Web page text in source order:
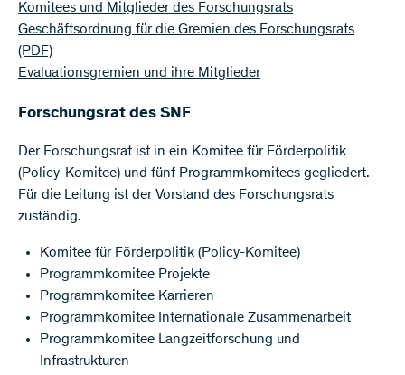
Komitees und Mitglieder des Forschungsrats
Geschäftsordnung für die Gremien des Forschungsrats
(PDF)
Evaluationsgremien und ihre Mitglieder
​​​Forschungsrat des SNF
Der Forschungsrat ist in ein Komitee für Förderpolitik
(Policy-Komitee) und fünf Programmkomitees gegliedert.
Für die Leitung ist der Vorstand des Forschungsrats
zuständig.
Komitee für Förderpolitik (Policy-Komitee)
Programmkomitee Projekte
Programmkomitee Karrieren
Programmkomitee Internationale Zusammenarbeit
Programmkomitee Langzeitforschung und
Infrastrukturen